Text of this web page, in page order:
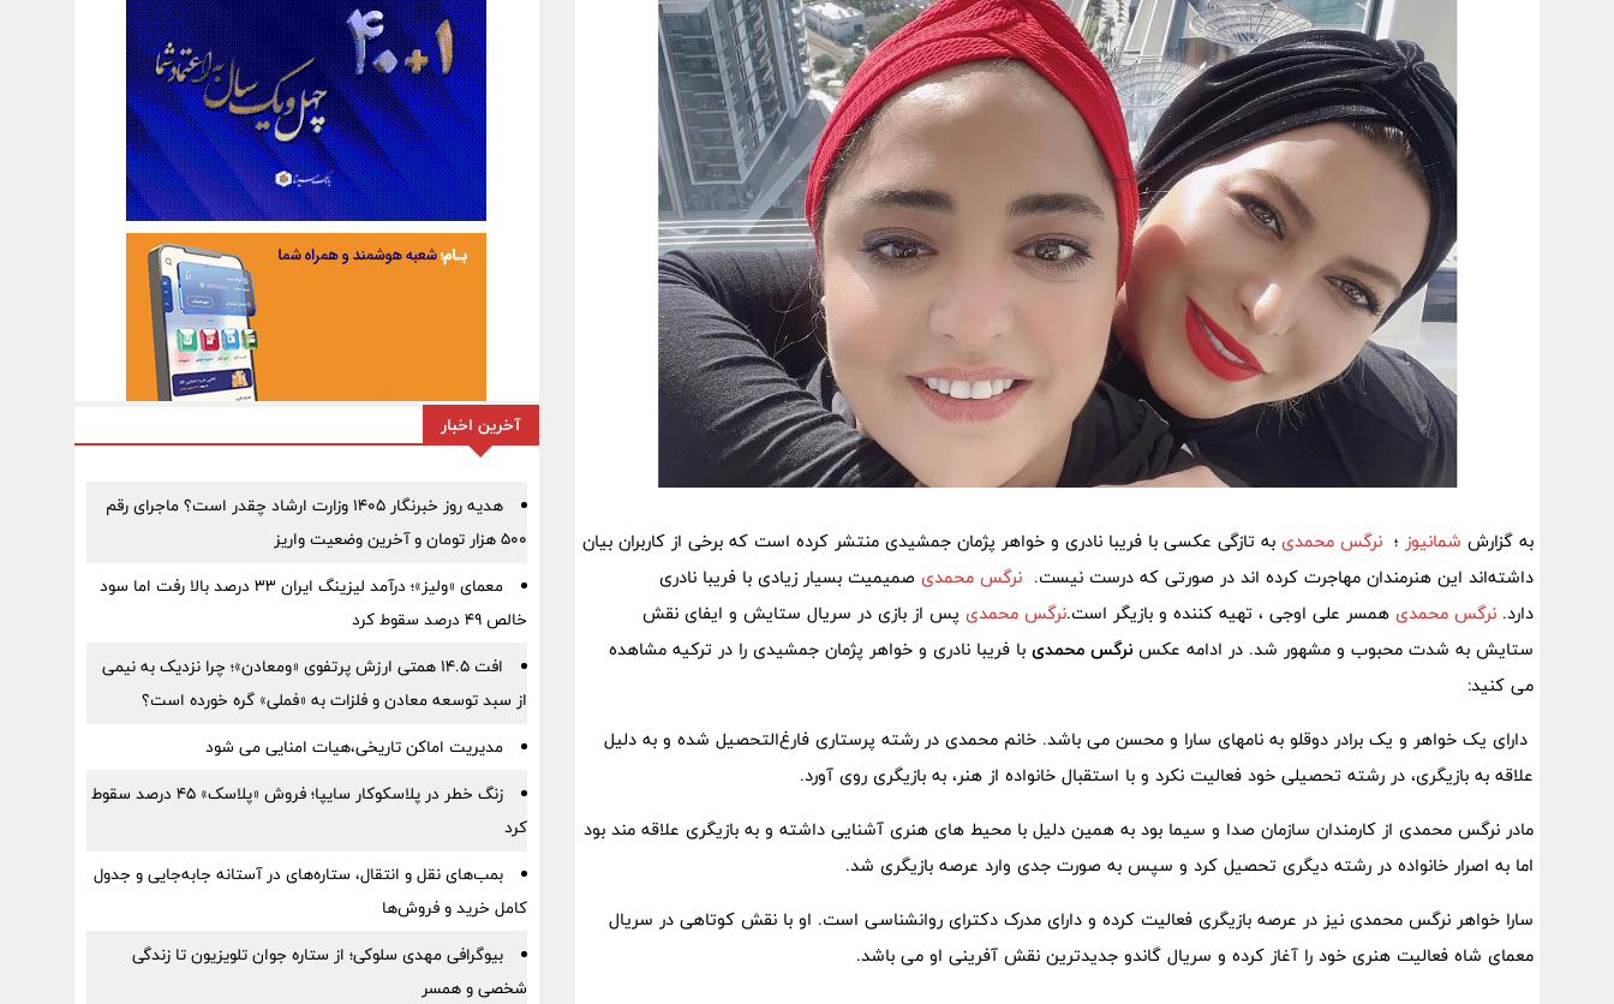
به گزارش شمانیوز ؛ نرگس محمدی به تازگی عکسی با فریبا نادری و خواهر پژمان جمشیدی منتشر کرده است که برخی از کاربران بیان
داشته‌اند این هنرمندان مهاجرت کرده اند در صورتی که درست نیست. نرگس محمدی صمیمیت بسیار زیادی با فریبا نادری
دارد. نرگس محمدی همسر علی اوجی ، تهیه کننده و بازیگر است.نرگس محمدی پس از بازی در سریال ستایش و ایفای نقش
ستایش به شدت محبوب و مشهور شد. در ادامه عکس نرگس محمدی با فریبا نادری و خواهر پژمان جمشیدی را در ترکیه مشاهده
می کنید:
دارای یک خواهر و یک برادر دوقلو به نامهای سارا و محسن می باشد. خانم محمدی در رشته پرستاری فارغ‌التحصیل شده و به دلیل
علاقه به بازیگری، در رشته تحصیلی خود فعالیت نکرد و با استقبال خانواده از هنر، به بازیگری روی آورد.
مادر نرگس محمدی از کارمندان سازمان صدا و سیما بود به همین دلیل با محیط های هنری آشنایی داشته و به بازیگری علاقه مند بود
اما به اصرار خانواده در رشته دیگری تحصیل کرد و سپس به صورت جدی وارد عرصه بازیگری شد.
سارا خواهر نرگس محمدی نیز در عرصه بازیگری فعالیت کرده و دارای مدرک دکترای روانشناسی است. او با نقش کوتاهی در سریال
معمای شاه فعالیت هنری خود را آغاز کرده و سریال گاندو جدیدترین نقش آفرینی او می باشد.
آخرین اخبار
هدیه روز خبرنگار ۱۴۰۵ وزارت ارشاد چقدر است؟ ماجرای رقم
۵۰۰ هزار تومان و آخرین وضعیت واریز
معمای «ولیز»؛ درآمد لیزینگ ایران ۳۳ درصد بالا رفت اما سود
خالص ۴۹ درصد سقوط کرد
افت ۱۴.۵ همتی ارزش پرتفوی «ومعادن»؛ چرا نزدیک به نیمی
از سبد توسعه معادن و فلزات به «فملی» گره خورده است؟
مدیریت اماکن تاریخی،هیات امنایی می شود
زنگ خطر در پلاسکوکار سایپا؛ فروش «پلاسک» ۴۵ درصد سقوط
کرد
بمب‌های نقل و انتقال، ستاره‌های در آستانه جابه‌جایی و جدول
کامل خرید و فروش‌ها
بیوگرافی مهدی سلوکی؛ از ستاره جوان تلویزیون تا زندگی
شخصی و همسر